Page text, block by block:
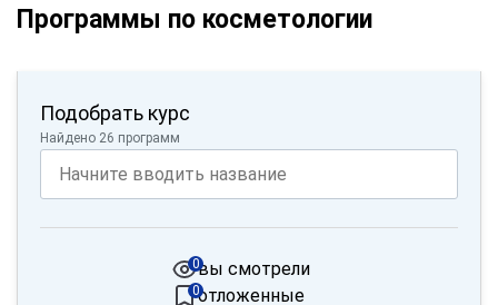
Программы по косметологии
Подобрать курс
Найдено 26 программ
вы смотрели
0
отложенные
0